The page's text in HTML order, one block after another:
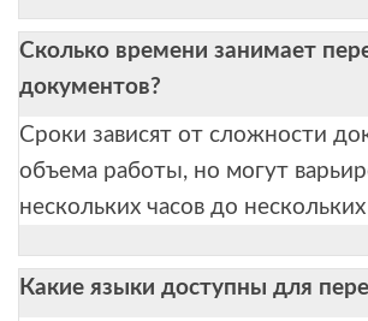
Сколько времени занимает
документов?
Сроки зависят от сложности
объема работы, но могут
нескольких часов до
Какие языки доступны для